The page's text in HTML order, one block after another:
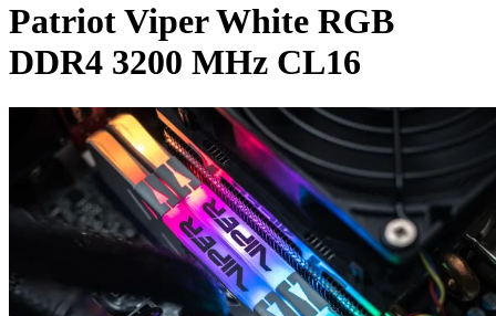
Patriot Viper White RGB
DDR4 3200 MHz CL16